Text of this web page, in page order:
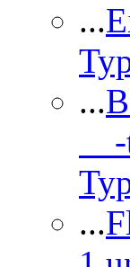
...
...
-
...